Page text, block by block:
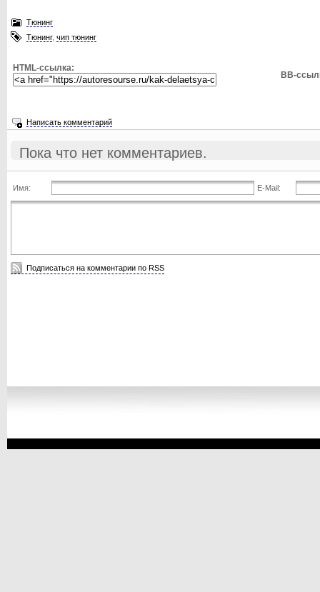
Тюнинг
Тюнинг, чип тюнинг
HTML-ссылка:
BB-
Написать комментарий
Пока что нет комментариев.
Имя: E-Mail:
Подписаться на комментарии по RSS